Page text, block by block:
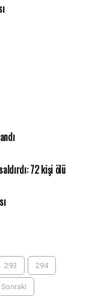
72 kişi ölü
293 294
Sonraki